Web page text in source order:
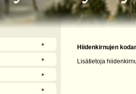
Hiidenkirnujen
Lisätietoja